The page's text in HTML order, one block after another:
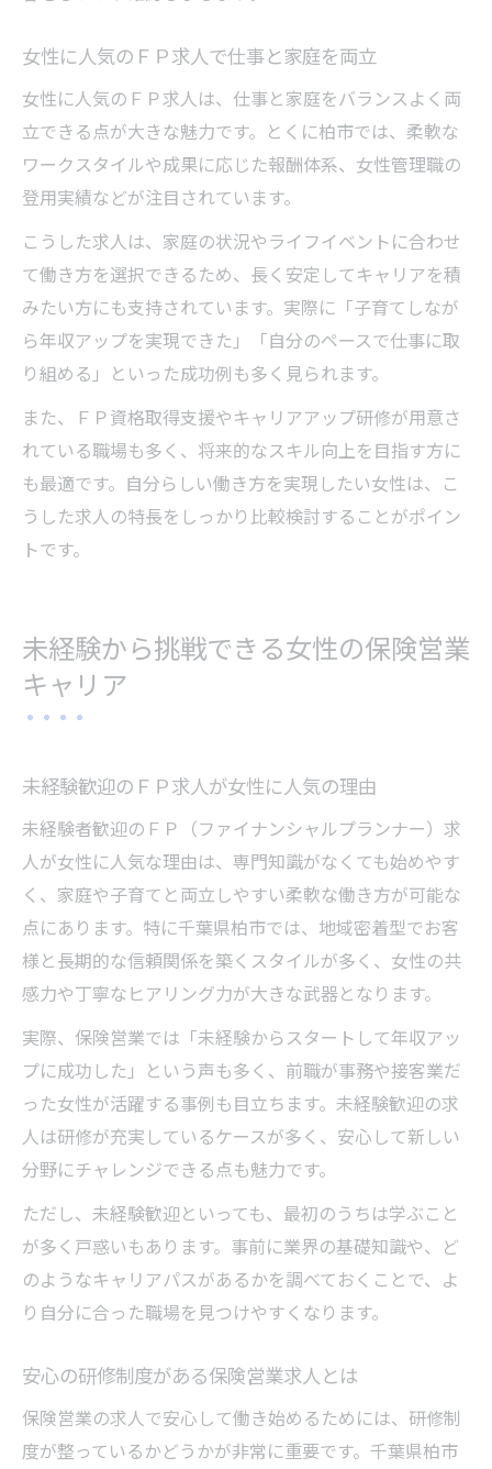
女性に人気のＦＰ求人で仕事と家庭を両立
女性に人気のＦＰ求人は、仕事と家庭をバランスよく両
立できる点が大きな魅力です。とくに柏市では、柔軟な
ワークスタイルや成果に応じた報酬体系、女性管理職の
登用実績などが注目されています。
こうした求人は、家庭の状況やライフイベントに合わせ
て働き方を選択できるため、長く安定してキャリアを積
みたい方にも支持されています。実際に「子育てしなが
ら年収アップを実現できた」「自分のペースで仕事に取
り組める」といった成功例も多く見られます。
また、ＦＰ資格取得支援やキャリアアップ研修が用意さ
れている職場も多く、将来的なスキル向上を目指す方に
も最適です。自分らしい働き方を実現したい女性は、こ
うした求人の特長をしっかり比較検討することがポイン
トです。
未経験から挑戦できる女性の保険営業
キャリア
未経験歓迎のＦＰ求人が女性に人気の理由
未経験者歓迎のＦＰ（ファイナンシャルプランナー）求
人が女性に人気な理由は、専門知識がなくても始めやす
く、家庭や子育てと両立しやすい柔軟な働き方が可能な
点にあります。特に千葉県柏市では、地域密着型でお客
様と長期的な信頼関係を築くスタイルが多く、女性の共
感力や丁寧なヒアリング力が大きな武器となります。
実際、保険営業では「未経験からスタートして年収アッ
プに成功した」という声も多く、前職が事務や接客業だ
った女性が活躍する事例も目立ちます。未経験歓迎の求
人は研修が充実しているケースが多く、安心して新しい
分野にチャレンジできる点も魅力です。
ただし、未経験歓迎といっても、最初のうちは学ぶこと
が多く戸惑いもあります。事前に業界の基礎知識や、ど
のようなキャリアパスがあるかを調べておくことで、よ
り自分に合った職場を見つけやすくなります。
安心の研修制度がある保険営業求人とは
保険営業の求人で安心して働き始めるためには、研修制
度が整っているかどうかが非常に重要です。千葉県柏市